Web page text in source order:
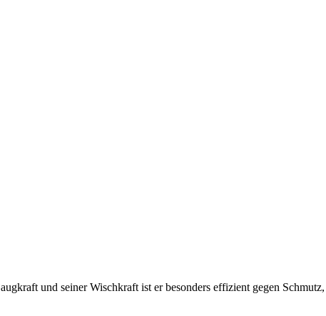
und seiner Wischkraft ist er besonders effizient gegen